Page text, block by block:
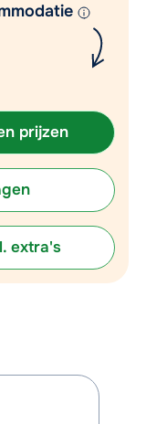
prijzen
extra's